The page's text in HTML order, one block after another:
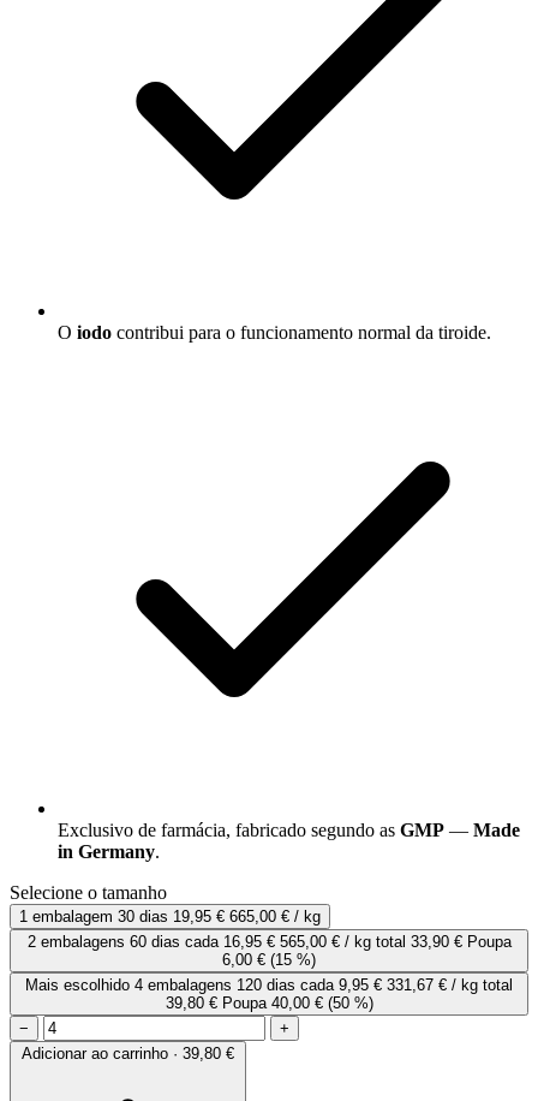
O iodo contribui para o funcionamento normal da tiroide.
Exclusivo de farmácia, fabricado segundo as GMP — Made
in Germany.
Selecione o tamanho
1 embalagem 30 dias 19,95 € 665,00 € / kg
2 embalagens 60 dias cada 16,95 € 565,00 € / kg total 33,90 € Poupa
6,00 € (15 %)
Mais escolhido 4 embalagens 120 dias cada 9,95 € 331,67 € / kg total
39,80 € Poupa 40,00 € (50 %)
−
+
Adicionar ao carrinho · 39,80 €